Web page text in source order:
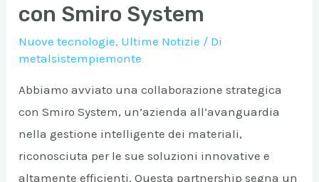
magazzini
piccole
medie
dimensioni
con Smiro System
Nuove tecnologie, Ultime Notizie / Di
metalsistempiemonte
Abbiamo avviato una collaborazione strategica
con Smiro System, un’azienda all’avanguardia
nella gestione intelligente dei materiali,
riconosciuta per le sue soluzioni innovative e
altamente efficienti. Questa partnership segna un